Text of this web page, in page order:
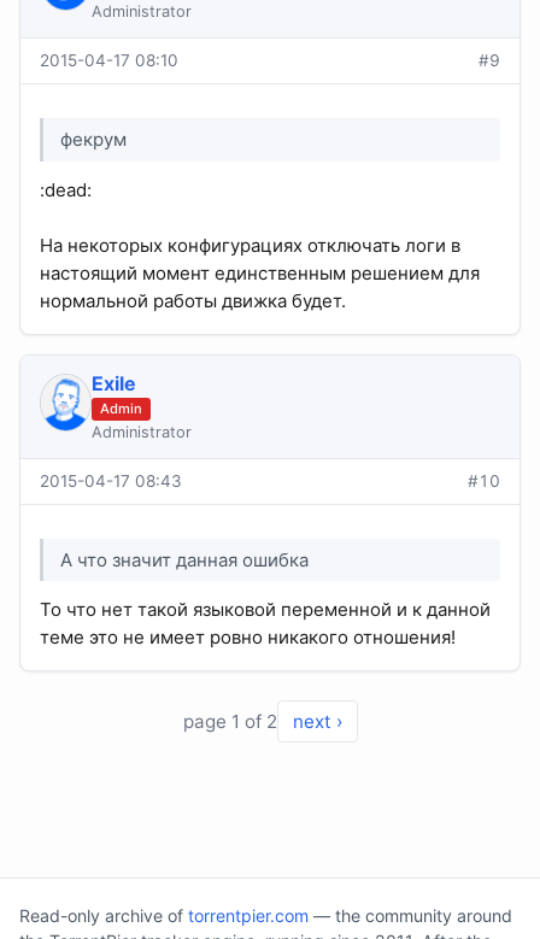
Administrator
2015-04-17 08:10 #9
фекрум
:dead:
На некоторых конфигурациях отключать логи в
настоящий момент единственным решением для
нормальной работы движка будет.
Exile
Admin
Administrator
2015-04-17 08:43 #10
А что значит данная ошибка
То что нет такой языковой переменной и к данной
теме это не имеет ровно никакого отношения!
page 1 of 2 next ›
Read-only archive of torrentpier.com — the community around